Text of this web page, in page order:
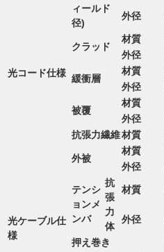
光コード仕様
ィールド
径)
外径
クラッド
材質
外径
緩衝層
材質
外径
被覆
材質
外径
抗張力繊維材質
外被
材質
外径
光ケーブル仕
様
テンシ
ョンメ
ンバ
抗
張
力
体
材質
外径
押え巻き